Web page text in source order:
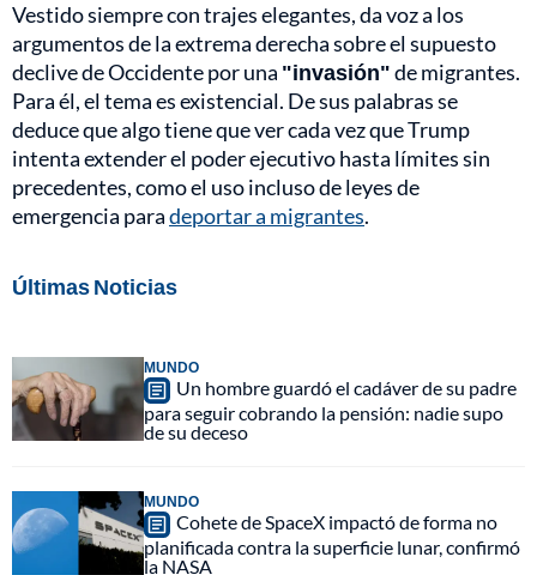
Vestido siempre con trajes elegantes, da voz a los
argumentos de la extrema derecha sobre el supuesto
declive de Occidente por una "invasión"de migrantes.
Para él, el tema es existencial. De sus palabras se
deduce que algo tiene que ver cada vez que Trump
intenta extender el poder ejecutivo hasta límites sin
precedentes, como el uso incluso de leyes de
emergencia paradeportar a migrantes.
Últimas Noticias
MUNDO
Un hombre guardó el cadáver de su padre
para seguir cobrando la pensión: nadie supo
de su deceso
MUNDO
Cohete de SpaceX impactó de forma no
planificada contra la superficie lunar, confirmó
la NASA